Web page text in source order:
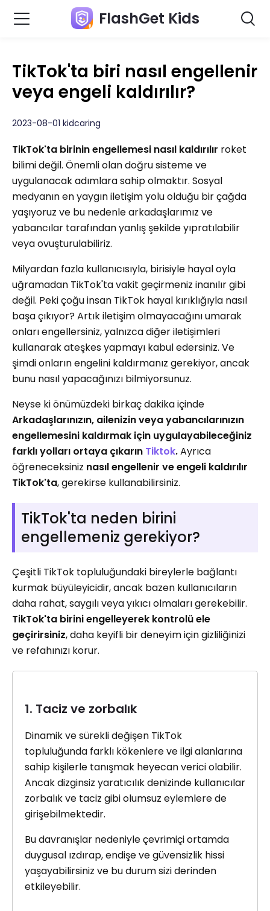
FlashGet Kids
TikTok'ta biri nasıl engellenir
veya engeli kaldırılır?
2023-08-01 kidcaring
TikTok'ta birinin engellemesi nasıl kaldırılır roket
bilimi değil. Önemli olan doğru sisteme ve
uygulanacak adımlara sahip olmaktır. Sosyal
medyanın en yaygın iletişim yolu olduğu bir çağda
yaşıyoruz ve bu nedenle arkadaşlarımız ve
yabancılar tarafından yanlış şekilde yıpratılabilir
veya ovuşturulabiliriz.
Milyardan fazla kullanıcısıyla, birisiyle hayal oyla
uğramadan TikTok'ta vakit geçirmeniz inanılır gibi
değil. Peki çoğu insan TikTok hayal kırıklığıyla nasıl
başa çıkıyor? Artık iletişim olmayacağını umarak
onları engellersiniz, yalnızca diğer iletişimleri
kullanarak ateşkes yapmayı kabul edersiniz. Ve
şimdi onların engelini kaldırmanız gerekiyor, ancak
bunu nasıl yapacağınızı bilmiyorsunuz.
Neyse ki önümüzdeki birkaç dakika içinde
Arkadaşlarınızın, ailenizin veya yabancılarınızın
engellemesini kaldırmak için uygulayabileceğiniz
farklı yolları ortaya çıkarın Tiktok.Ayrıca
öğreneceksiniz nasıl engellenir ve engeli kaldırılır
TikTok'ta, gerekirse kullanabilirsiniz.
TikTok'ta neden birini
engellemeniz gerekiyor?
Çeşitli TikTok topluluğundaki bireylerle bağlantı
kurmak büyüleyicidir, ancak bazen kullanıcıların
daha rahat, saygılı veya yıkıcı olmaları gerekebilir.
TikTok'ta birini engelleyerek kontrolü ele
geçirirsiniz, daha keyifli bir deneyim için gizliliğinizi
ve refahınızı korur.
1. Taciz ve zorbalık
Dinamik ve sürekli değişen TikTok
topluluğunda farklı kökenlere ve ilgi alanlarına
sahip kişilerle tanışmak heyecan verici olabilir.
Ancak dizginsiz yaratıcılık denizinde kullanıcılar
zorbalık ve taciz gibi olumsuz eylemlere de
girişebilmektedir.
Bu davranışlar nedeniyle çevrimiçi ortamda
duygusal ızdırap, endişe ve güvensizlik hissi
yaşayabilirsiniz ve bu durum sizi derinden
etkileyebilir.